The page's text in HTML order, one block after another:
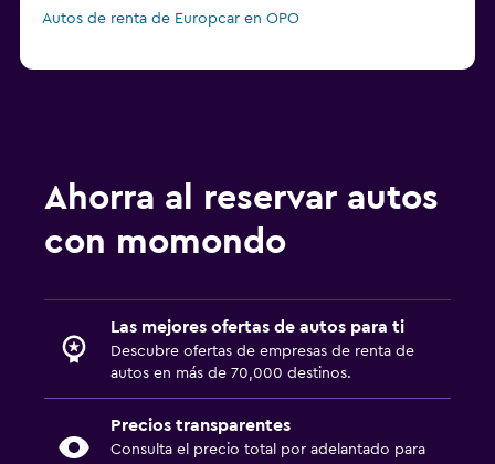
Autos de renta de Europcar en OPO
Ahorra al reservar autos
con momondo
Las mejores ofertas de autos para ti
Descubre ofertas de empresas de renta de
autos en más de 70,000 destinos.
Precios transparentes
Consulta el precio total por adelantado para